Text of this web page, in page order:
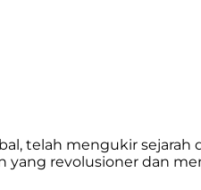
telah mengukir
revolusioner dan